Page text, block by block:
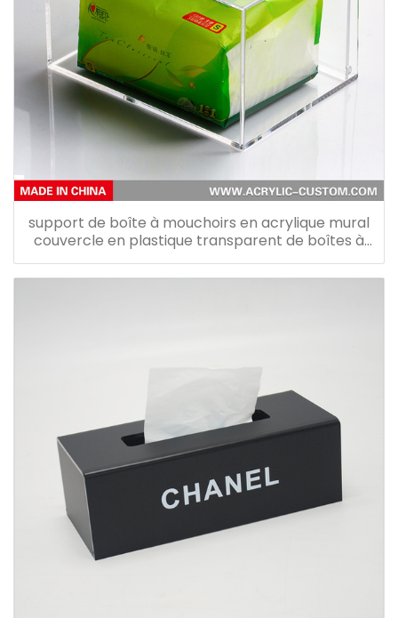
support de boîte à mouchoirs en acrylique mural
couvercle en plastique transparent de boîtes à
mouchoirs en acrylique